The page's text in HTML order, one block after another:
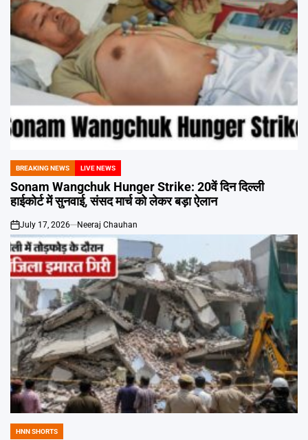
POSTED
IN
BREAKING NEWS LIVE NEWS
Sonam Wangchuk Hunger Strike: 20वें दिन दिल्ली
हाईकोर्ट में सुनवाई, संसद मार्च को लेकर बड़ा ऐलान
on
July 17, 2026 Neeraj Chauhan
POSTED
HNN SHORTS